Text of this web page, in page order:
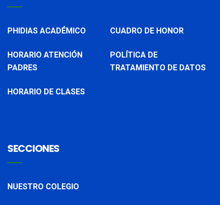
PHIDIAS ACADÉMICO
HORARIO ATENCIÓN
PADRES
HORARIO DE CLASES
CUADRO DE HONOR
POLÍTICA DE
TRATAMIENTO DE DATOS
SECCIONES
NUESTRO COLEGIO